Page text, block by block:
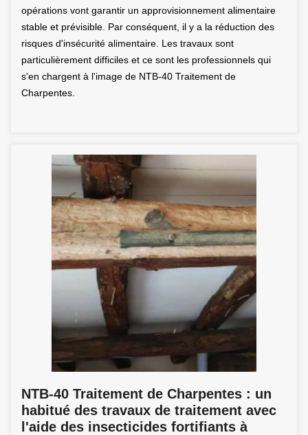
opérations vont garantir un approvisionnement alimentaire
stable et prévisible. Par conséquent, il y a la réduction des
risques d'insécurité alimentaire. Les travaux sont
particulièrement difficiles et ce sont les professionnels qui
s'en chargent à l'image de NTB-40 Traitement de
Charpentes.
NTB-40 Traitement de Charpentes : un
habitué des travaux de traitement avec
l'aide des insecticides fortifiants à